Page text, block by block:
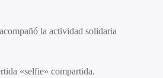
acompañó la actividad solidaria
«selfie» compartida.